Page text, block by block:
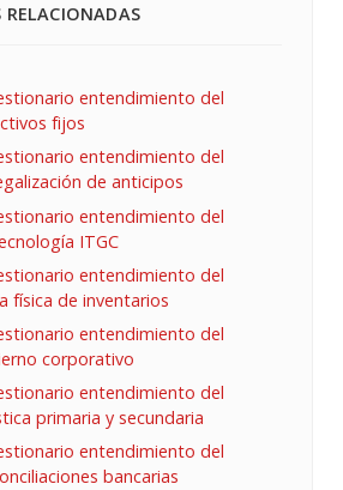
RELACIONADAS
entendimiento del
fijos
entendimiento del
de anticipos
entendimiento del
ITGC
entendimiento del
física de inventarios
entendimiento del
corporativo
entendimiento del
primaria y secundaria
entendimiento del
bancarias